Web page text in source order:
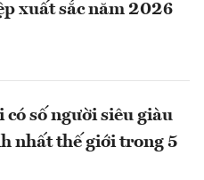
xuất sắc năm 2026
có số người siêu giàu
nhất thế giới trong 5